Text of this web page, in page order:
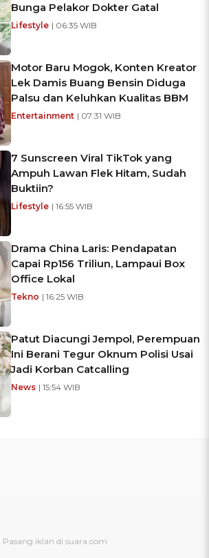
Bunga Pelakor Dokter Gatal
Lifestyle | 06:35 WIB
Motor Baru Mogok, Konten Kreator
Lek Damis Buang Bensin Diduga
Palsu dan Keluhkan Kualitas BBM
Entertainment | 07:31 WIB
7 Sunscreen Viral TikTok yang
Ampuh Lawan Flek Hitam, Sudah
Buktiin?
Lifestyle | 16:55 WIB
Drama China Laris: Pendapatan
Capai Rp156 Triliun, Lampaui Box
Office Lokal
Tekno | 16:25 WIB
Patut Diacungi Jempol, Perempuan
Ini Berani Tegur Oknum Polisi Usai
Jadi Korban Catcalling
News | 15:54 WIB